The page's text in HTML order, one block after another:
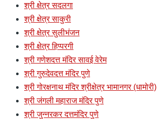
श्री क्षेत्र सदलगा
श्री क्षेत्र साकुरी
श्री क्षेत्र सुलीभंजन
श्री क्षेत्र हिप्परगी
श्री गणेशदत्त मंदिर सावई वेरेम
श्री गुरुदेवदत्त मंदिर पुणे
श्री गोरक्षनाथ मंदिर श्रीक्षेत्र भामानगर (धामोरी)
श्री जंगली महाराज मंदिर पुणे
श्री जुन्नरकर दत्तमंदिर पुणे